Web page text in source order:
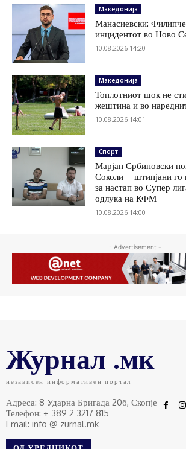
Македонија
Манасиевски:
инцидентот во Ново
10.08.2026 14:20
Македонија
Топлотниот шок не
жештина и во
10.08.2026 14:01
Спорт
Марјан Србиновски
Соколи – штипјани го
за настап во Супер
одлука на КФМ
10.08.2026 14:00
- Advertisement -
Журнал .мк
независен информативен портал
Адреса: 8 Ударна Бригада 20б, Скопје
Телефон: + 389 2 3217 815
Email: info @ zurnal.mk